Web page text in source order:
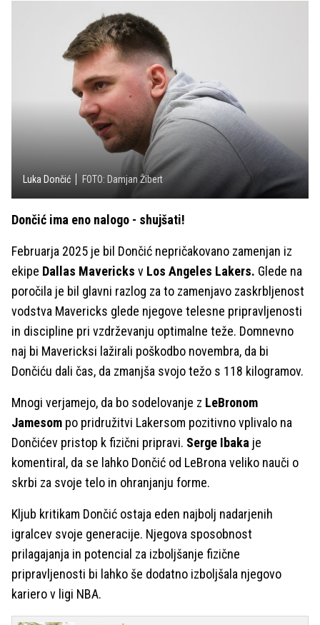
Luka Dončić FOTO: Damjan Žibert
Dončić ima eno nalogo - shujšati!
Februarja 2025 je bil Dončić nepričakovano zamenjan iz
ekipe Dallas Mavericks v Los Angeles Lakers. Glede na
poročila je bil glavni razlog za to zamenjavo zaskrbljenost
vodstva Mavericks glede njegove telesne pripravljenosti
in discipline pri vzdrževanju optimalne teže. Domnevno
naj bi Mavericksi lažirali poškodbo novembra, da bi
Dončiću dali čas, da zmanjša svojo težo s 118 kilogramov.
Mnogi verjamejo, da bo sodelovanje z LeBronom
Jamesom po pridružitvi Lakersom pozitivno vplivalo na
Dončićev pristop k fizični pripravi. Serge Ibaka je
komentiral, da se lahko Dončić od LeBrona veliko nauči o
skrbi za svoje telo in ohranjanju forme.
Kljub kritikam Dončić ostaja eden najbolj nadarjenih
igralcev svoje generacije. Njegova sposobnost
prilagajanja in potencial za izboljšanje fizične
pripravljenosti bi lahko še dodatno izboljšala njegovo
kariero v ligi NBA.